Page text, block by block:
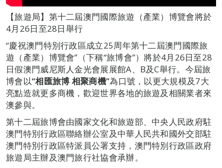
【旅遊局】第十二屆澳門國際旅遊（產業）博覽會將於
4月26日至28日舉行
“慶祝澳門特別行政區成立25周年第十二屆澳門國際旅
遊（產業）博覽會”（下稱“旅博會”）將於4月26日至28
日假澳門威尼斯人金光會展展館A、B及C舉行。今屆旅
博會以“相匯旅博 相聚商機”為口號，以更大規模及7大
亮點造就更多商機，歡迎世界各地的旅遊及相關業者來
澳參與。
第十二屆旅博會由國家文化和旅遊部、中央人民政府駐
澳門特別行政區聯絡辦公室及中華人民共和國外交部駐
澳門特別行政區特派員公署支持，澳門特別行政區政府
旅遊局主辦及澳門旅行社協會承辦。